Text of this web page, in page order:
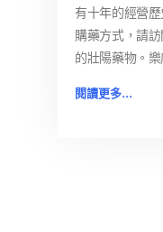
有十年的經營
購藥方式，請
的壯陽藥物。
閱讀更多...